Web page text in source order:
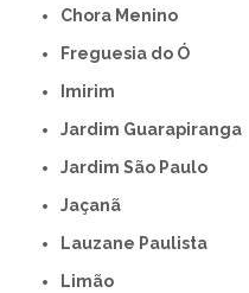
Chora Menino
Freguesia do Ó
Imirim
Jardim Guarapiranga
Jardim São Paulo
Jaçanã
Lauzane Paulista
Limão